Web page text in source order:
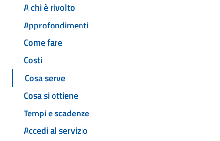
A chi è rivolto
Approfondimenti
Come fare
Costi
Cosa serve
Cosa si ottiene
Tempi e scadenze
Accedi al servizio